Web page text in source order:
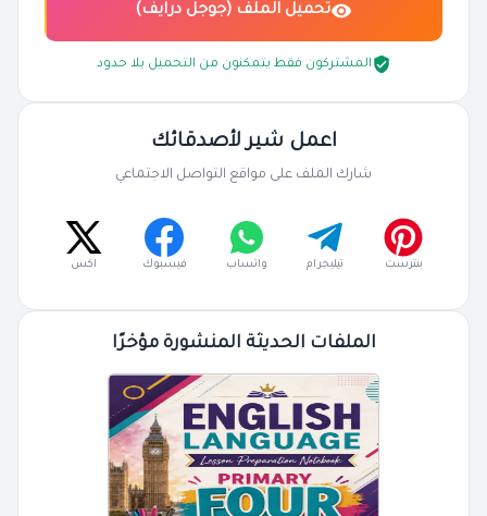
تحميل الملف (جوجل درايف)
المشتركون فقط يتمكنون من التحميل بلا حدود
اعمل شير لأصدقائك
شارك الملف على مواقع التواصل الاجتماعي
بنترست تيليجرام واتساب فيسبوك اكس
الملفات الحديثة المنشورة مؤخرًا